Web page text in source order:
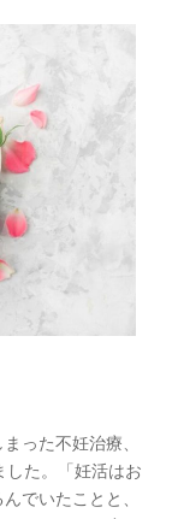
った不妊治療、
した。「妊活はお
でいたことと、